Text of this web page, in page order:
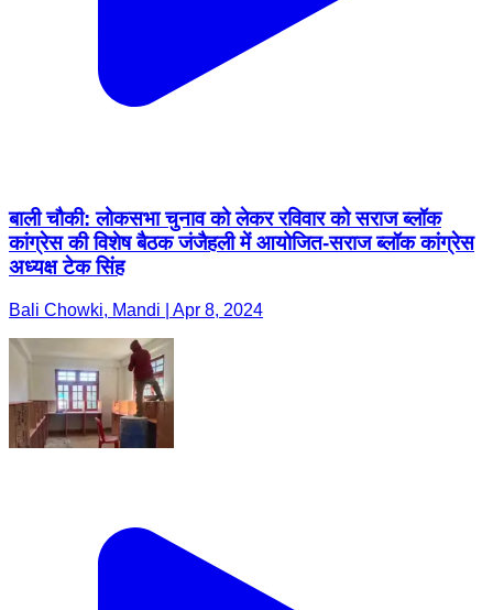
बाली चौकी: लोकसभा चुनाव को लेकर रविवार को सराज ब्लॉक
कांग्रेस की विशेष बैठक जंजैहली में आयोजित-सराज ब्लॉक कांग्रेस
अध्यक्ष टेक सिंह
Bali Chowki, Mandi | Apr 8, 2024